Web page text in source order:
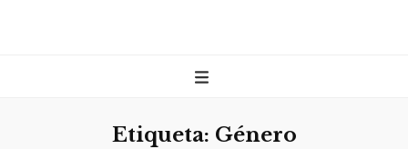
Propia
Etiqueta: Género